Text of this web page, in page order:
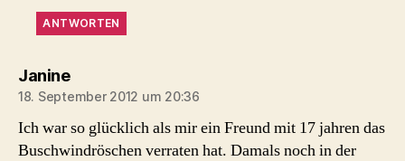
ANTWORTEN
Janinesagt:
18. September 2012 um 20:36
Ich war so glücklich als mir ein Freund mit 17 jahren das
Buschwindröschen verraten hat. Damals noch in der